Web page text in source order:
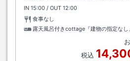
IN チェックイン
15:00 / OUT チェックアウト
12:00
食事なし
露天風呂付きcottage『建物の指定なし
税込